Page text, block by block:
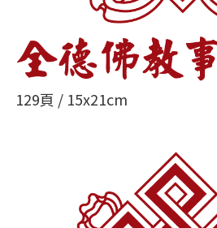
129頁 / 15x21cm